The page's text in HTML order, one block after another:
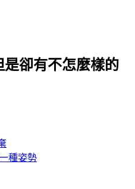
是卻有不怎麼樣的
種姿勢